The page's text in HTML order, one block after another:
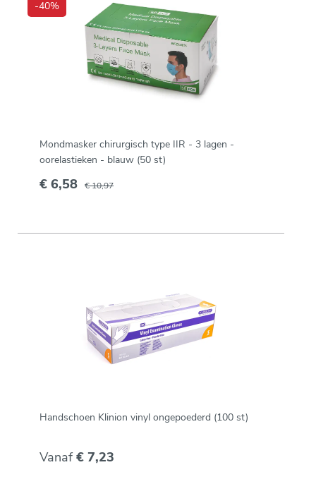
-40%
Mondmasker chirurgisch type IIR - 3 lagen -
oorelastieken - blauw (50 st)
€ 6,58 € 10,97
Handschoen Klinion vinyl ongepoederd (100 st)
Vanaf€ 7,23